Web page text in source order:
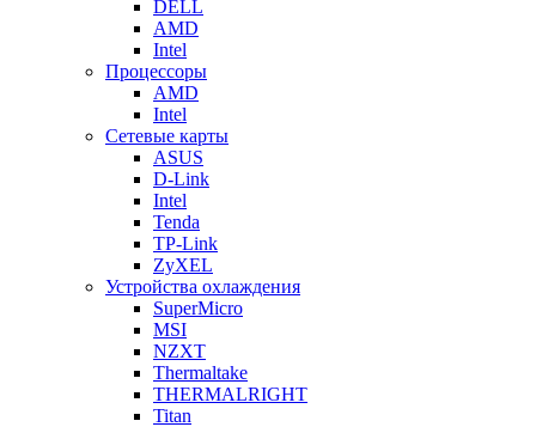
DELL
AMD
Intel
Процессоры
AMD
Intel
Сетевые карты
ASUS
D-Link
Intel
Tenda
TP-Link
ZyXEL
Устройства охлаждения
SuperMicro
MSI
NZXT
Thermaltake
THERMALRIGHT
Titan